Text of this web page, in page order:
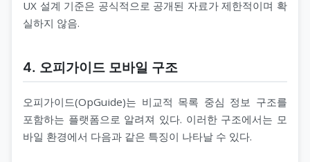
UX 설계 기준은 공식적으로 공개된 자료가 제한적이며 확
실하지 않음.
4. 오피가이드 모바일 구조
오피가이드(OpGuide)는 비교적 목록 중심 정보 구조를
포함하는 플랫폼으로 알려져 있다. 이러한 구조에서는 모
바일 환경에서 다음과 같은 특징이 나타날 수 있다.